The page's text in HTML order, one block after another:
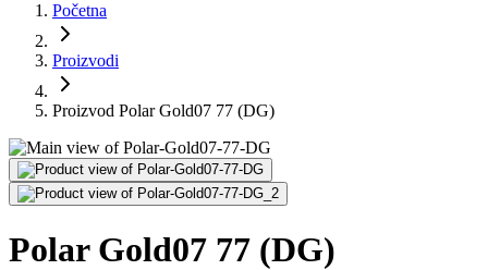
Početna
Proizvodi
Proizvod Polar Gold07 77 (DG)
Polar Gold07 77 (DG)